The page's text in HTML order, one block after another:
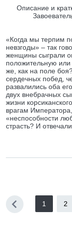
Описание и
«Когда мы терпим
невзгоды» – так
женщины сыграли
положительную
же, как на поле
сердечных побед,
развалились оба
двух внебрачных
жизни
врагам
«неспособности
страсть? И
1 2